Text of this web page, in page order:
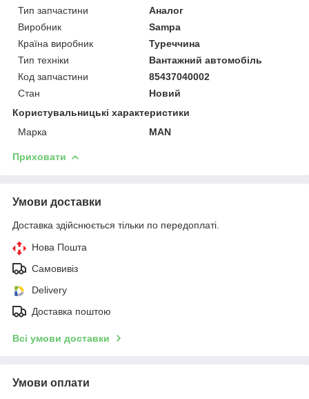
Тип запчастини
Аналог
Виробник
Sampa
Країна виробник
Туреччина
Тип техніки
Вантажний автомобіль
Код запчастини
85437040002
Стан
Новий
Користувальницькі характеристики
Марка
MAN
Приховати
Умови доставки
Доставка здійснюється тільки по передоплаті.
Нова Пошта
Самовивіз
Delivery
Доставка поштою
Всі умови доставки
Умови оплати